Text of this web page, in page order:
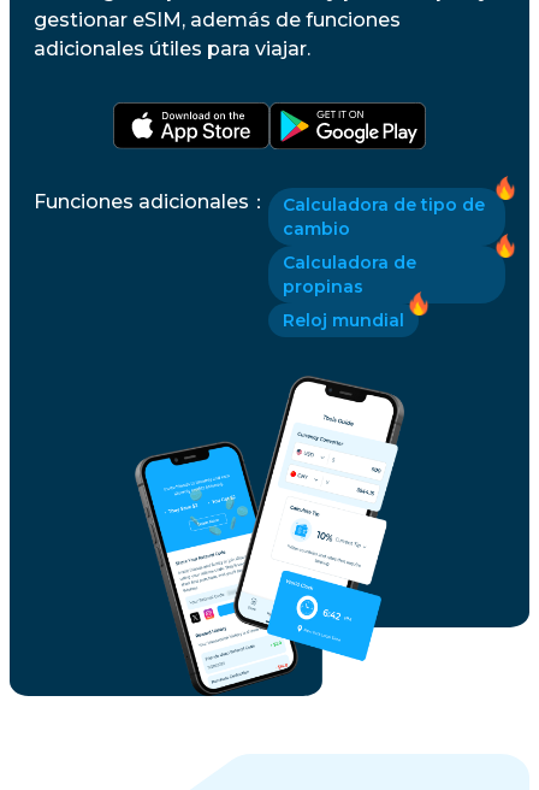
gestionar eSIM, además de funciones
adicionales útiles para viajar.
Funciones adicionales ：
Calculadora de tipo de
cambio
Calculadora de
propinas
Reloj mundial